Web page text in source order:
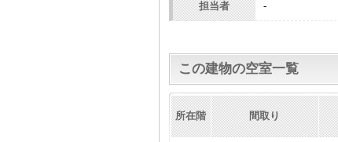
担当者 -
この建物の空室一覧
所在階 間取り